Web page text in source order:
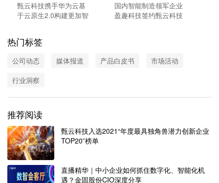
甄云科技携手华为云基
于云原生2.0构建更加智
国内智能制造领军企业
盈趣科技签约甄云科技
热门标签
公司动态 媒体报道 产品白皮书
市场活动
行业洞察
推荐阅读
甄云科技入选2021“年度最具独角兽潜力创新企业
TOP20”榜单
直播精华｜中小企业如何抓住数字化、智能化机
遇？金固股份CIO深度分享